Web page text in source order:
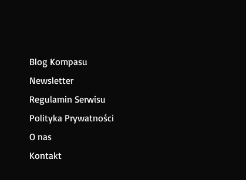
Blog Kompasu
Newsletter
Regulamin Serwisu
Polityka Prywatności
O nas
Kontakt